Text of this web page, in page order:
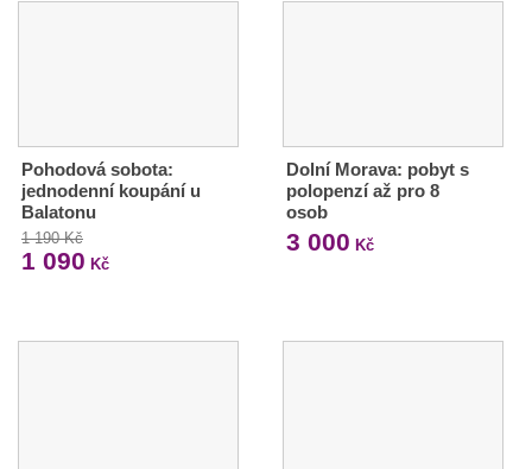
Pohodová sobota:
jednodenní koupání u
Balatonu
1 190 Kč
1 090 Kč
Dolní Morava: pobyt s
polopenzí až pro 8
osob
3 000 Kč